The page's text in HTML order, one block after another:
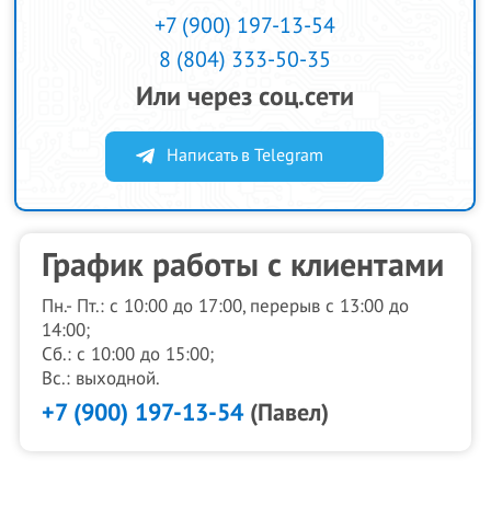
+7 (900) 197-13-54
8 (804) 333-50-35
Или через соц.сети
Написать в Telegram
График работы с клиентами
Пн.- Пт.: с 10:00 до 17:00, перерыв с 13:00 до
14:00;
Сб.: с 10:00 до 15:00;
Вс.: выходной.
+7 (900) 197-13-54(Павел)